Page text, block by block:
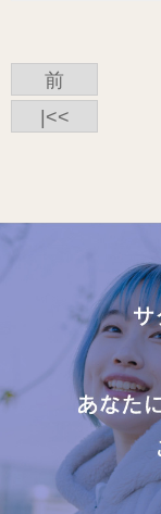
|<<
前